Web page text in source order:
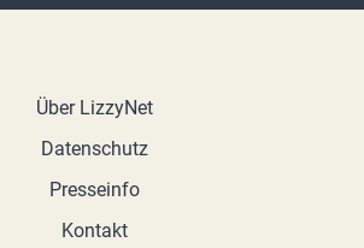
Über LizzyNet
Datenschutz
Presseinfo
Kontakt